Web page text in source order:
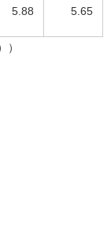
5.88 5.65
）